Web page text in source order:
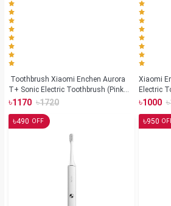
Toothbrush Xiaomi Enchen Aurora
T+ Sonic Electric Toothbrush (Pink
Color)
৳1170 ৳1720
Xiaomi
Electric
৳1000 ৳
৳490 OFF ৳950